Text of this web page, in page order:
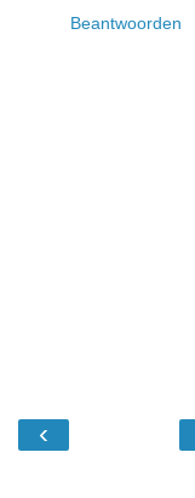
Beantwoorden
‹